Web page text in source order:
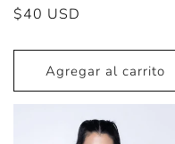
Precio
$40 USD
Agregar al carrito